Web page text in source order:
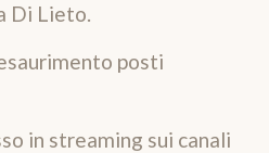
Di Lieto.
posti
in streaming sui canali